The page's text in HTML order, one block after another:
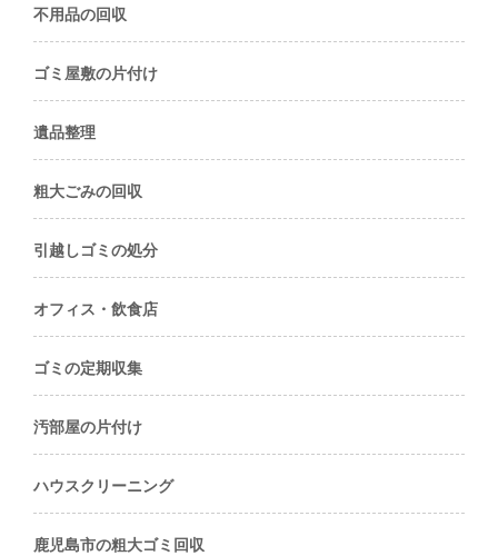
不用品の回収
ゴミ屋敷の片付け
遺品整理
粗大ごみの回収
引越しゴミの処分
オフィス・飲食店
ゴミの定期収集
汚部屋の片付け
ハウスクリーニング
鹿児島市の粗大ゴミ回収